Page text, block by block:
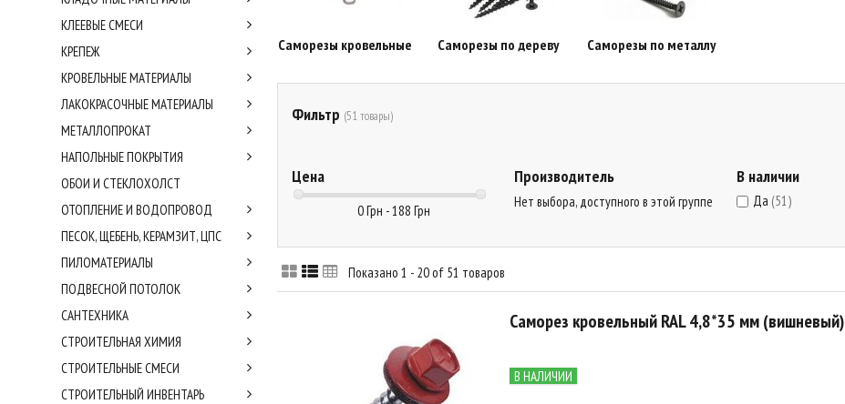
Саморезы кровельные Саморезы по дереву Саморезы по металлу
Фильтр (51 товары)
Цена
0 Грн - 188 Грн
Производитель
Нет выбора, доступного в этой группе
В наличии
Да (51)
Показано 1 - 20 of 51 товаров
Саморез кровельный RAL 4,8*35 мм (вишневый)
В НАЛИЧИИ
КЛЕЕВЫЕ СМЕСИ
КРЕПЕЖ
КРОВЕЛЬНЫЕ МАТЕРИАЛЫ
ЛАКОКРАСОЧНЫЕ МАТЕРИАЛЫ
МЕТАЛЛОПРОКАТ
НАПОЛЬНЫЕ ПОКРЫТИЯ
ОБОИ И СТЕКЛОХОЛСТ
ОТОПЛЕНИЕ И ВОДОПРОВОД
ПЕСОК, ЩЕБЕНЬ, КЕРАМЗИТ, ЦПС
ПИЛОМАТЕРИАЛЫ
ПОДВЕСНОЙ ПОТОЛОК
САНТЕХНИКА
СТРОИТЕЛЬНАЯ ХИМИЯ
СТРОИТЕЛЬНЫЕ СМЕСИ
СТРОИТЕЛЬНЫЙ ИНВЕНТАРЬ